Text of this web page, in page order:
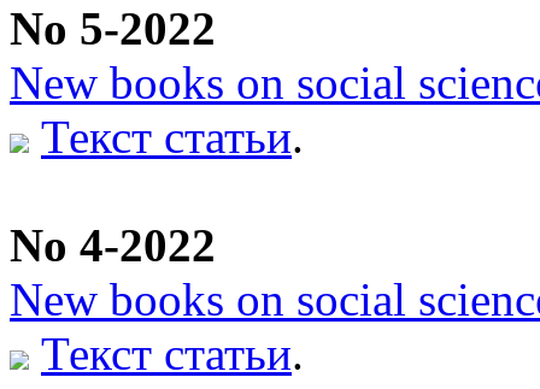
No 5-2022
New books on social
Текст статьи.
No 4-2022
New books on social
Текст статьи.